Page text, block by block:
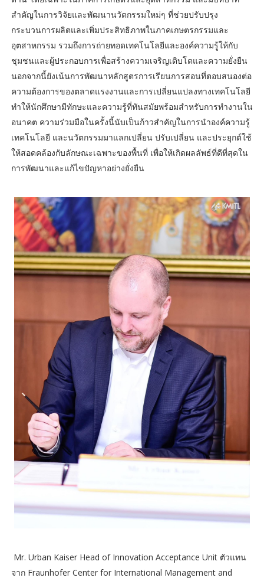
สำคัญในการวิจัยและพัฒนานวัตกรรมใหม่ๆ ที่ช่วยปรับปรุง
กระบวนการผลิตและเพิ่มประสิทธิภาพในภาคเกษตรกรรมและ
อุตสาหกรรม รวมถึงการถ่ายทอดเทคโนโลยีและองค์ความรู้ให้กับ
ชุมชนและผู้ประกอบการเพื่อสร้างความเจริญเติบโตและความยั่งยืน
นอกจากนี้ยังเน้นการพัฒนาหลักสูตรการเรียนการสอนที่ตอบสนองต่อ
ความต้องการของตลาดแรงงานและการเปลี่ยนแปลงทางเทคโนโลยี
ทำให้นักศึกษามีทักษะและความรู้ที่ทันสมัยพร้อมสำหรับการทำงานใน
อนาคต ความร่วมมือในครั้งนี้นับเป็นก้าวสำคัญในการนำองค์ความรู้
เทคโนโลยี และนวัตกรรมมาแลกเปลี่ยน ปรับเปลี่ยน และประยุกต์ใช้
ให้สอดคล้องกับลักษณะเฉพาะของพื้นที่ เพื่อให้เกิดผลลัพธ์ที่ดีที่สุดใน
การพัฒนาและแก้ไขปัญหาอย่างยั่งยืน
Mr. Urban Kaiser Head of Innovation Acceptance Unit ตัวแทน
จาก Fraunhofer Center for International Management and